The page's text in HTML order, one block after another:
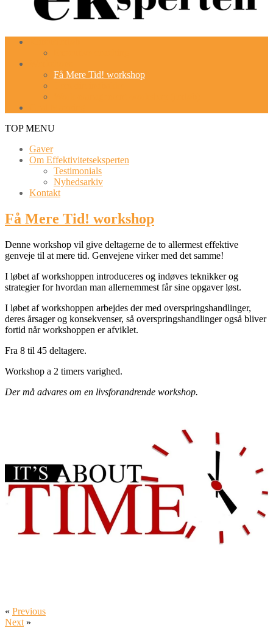
Få Mere Tid! workshop
TOP MENU
Gaver
Om Effektivitetseksperten
Testimonials
Nyhedsarkiv
Kontakt
Få Mere Tid! workshop
Denne workshop vil give deltagerne de to allermest effektive
genveje til at mere tid. Genvejene virker med det samme!
I løbet af workshoppen introduceres og indøves teknikker og
strategier for hvordan man allernemmest får sine opgaver løst.
I løbet af workshoppen arbejdes der med overspringshandlinger,
deres årsager og konsekvenser, så overspringshandlinger også bliver
fortid når workshoppen er afviklet.
Fra 8 til 45 deltagere.
Workshop a 2 timers varighed.
Der må advares om en livsforandrende workshop.
« Previous
Next »